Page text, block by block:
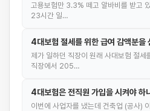
고용보험만 3.3% 떼고 알바비를 받고
23시간 일…
4대보험 절세를 위한 급여 감액분을
제가 일하던 직장이 원래 사대보험 절
직장에서 205…
4대보험은 전직원 가입을 시켜야 하
이번에 사업자를 냈는데 건축업 (공사)